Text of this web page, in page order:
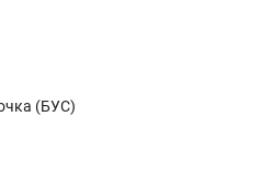
(БУС)